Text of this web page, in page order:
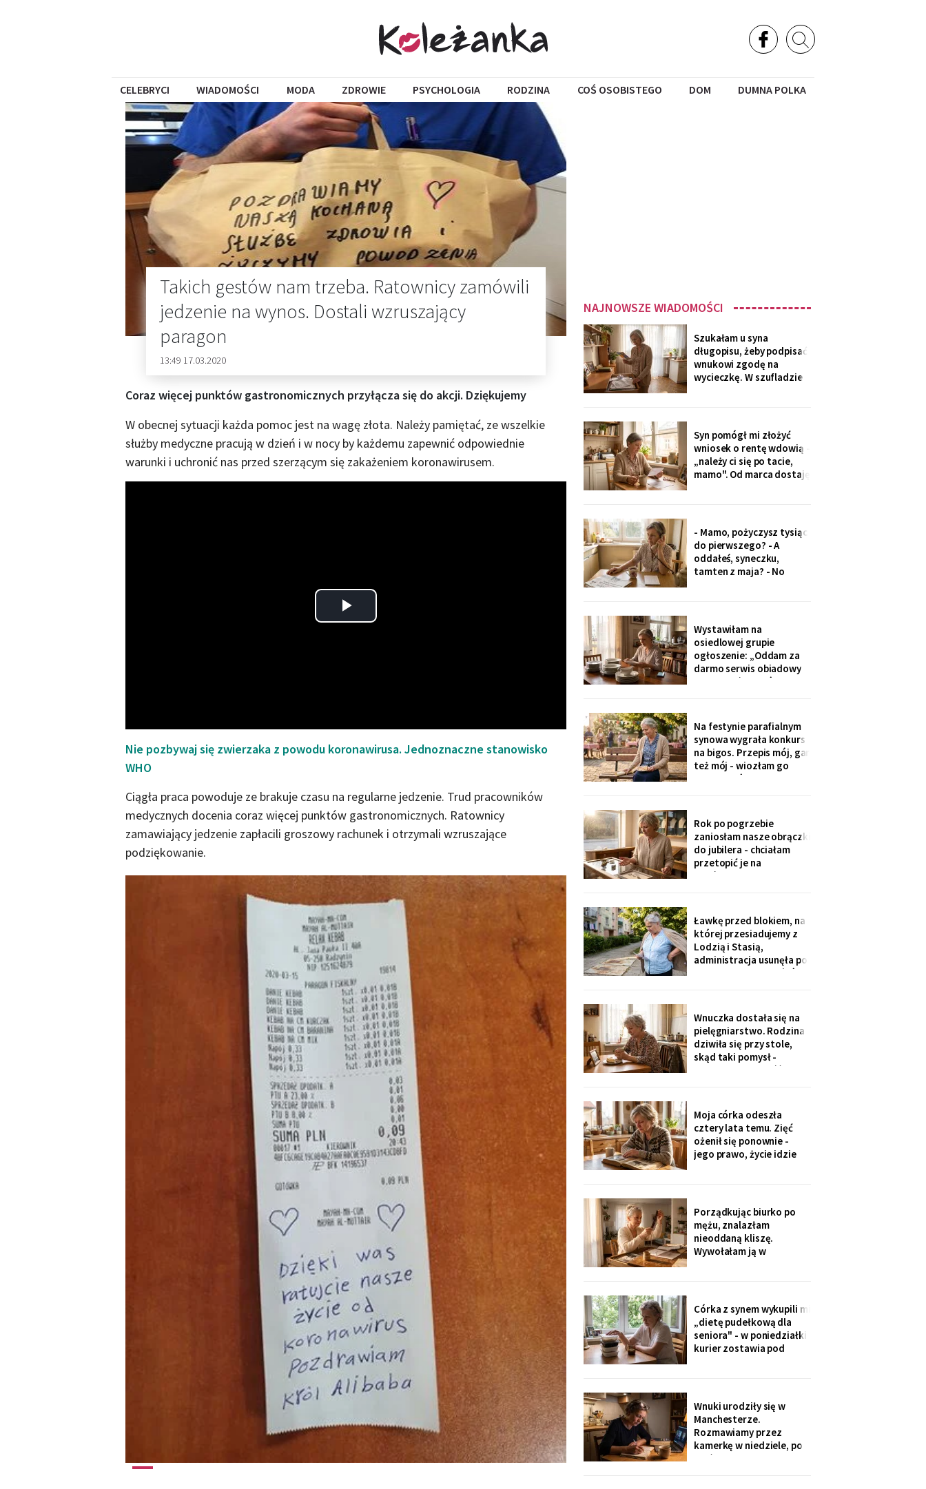
CELEBRYCI WIADOMOŚCI MODA ZDROWIE PSYCHOLOGIA RODZINA COŚ OSOBISTEGO DOM DUMNA POLKA
Takich gestów nam trzeba. Ratownicy zamówili
jedzenie na wynos. Dostali wzruszający
paragon
13:49 17.03.2020
Coraz więcej punktów gastronomicznych przyłącza się do akcji. Dziękujemy
W obecnej sytuacji każda pomoc jest na wagę złota. Należy pamiętać, ze wszelkie
służby medyczne pracują w dzień i w nocy by każdemu zapewnić odpowiednie
warunki i uchronić nas przed szerzącym się zakażeniem koronawirusem.
Play
Nie pozbywaj się zwierzaka z powodu koronawirusa. Jednoznaczne stanowisko
WHO
Ciągła praca powoduje ze brakuje czasu na regularne jedzenie. Trud pracowników
medycznych docenia coraz więcej punktów gastronomicznych. Ratownicy
zamawiający jedzenie zapłacili groszowy rachunek i otrzymali wzruszające
podziękowanie.
NAJNOWSZE WIADOMOŚCI
Szukałam u syna
długopisu, żeby podpisać
wnukowi zgodę na
wycieczkę. W szufladzie
ołówkiem: «od
stycznia?».
Syn pomógł mi złożyć
wniosek o rentę wdowią -
„należy ci się po tacie,
mamo". Od marca dostaję
to tatowe pieniądze, a
tata by chciał pomagać
nam, nie tobie".
- Mamo, pożyczysz tysiąc
do pierwszego? - A
oddałeś, syneczku,
tamten z maja? - No
później zadzwoniła
synowa. Zaczęła od tego,
że „babcia podobno robi
problemy".
Wystawiłam na
osiedlowej grupie
ogłoszenie: „Oddam za
darmo serwis obiadowy
na dwanaście osób,
kogo nakrywać". W dwie
godziny napisało
czterdzieści obcych osób.
Z rodziny - nikt, choć
wszyscy tam siedzą.
Na festynie parafialnym
synowa wygrała konkurs
na bigos. Przepis mój, gar
też mój - wiozłam go
rano taksówką, żeby się
mikrofonu: „to stary
przepis z mojej rodziny".
Klaskałam razem ze
wszystkimi.
Rok po pogrzebie
zaniosłam nasze obrączki
do jubilera - chciałam
przetopić je na
pierścionek dla wnuczki.
cicho: „Pani jest złota.
Męża - pozłacana, dobra
imitacja, robota sprzed
lat".
Ławkę przed blokiem, na
której przesiadujemy z
Lodzią i Stasią,
administracja usunęła po
„skargach mieszkańców"
jedenaście podpisów.
Rozpoznałam charakter
pisma córki - ma tu
kawalerkę pod wynajem.
„Mamo, bez przesady
Wnuczka dostała się na
pielęgniarstwo. Rodzina
dziwiła się przy stole,
skąd taki pomysł -
przecież mogła „iść na
podnosząc głowy znad
talerza: „bo widziałam,
jak babcia trzy lata
zajmowała się dziadkiem.
Też chcę tak
Moja córka odeszła
cztery lata temu. Zięć
ożenił się ponownie -
jego prawo, życie idzie
ścian, „bo ciocia nie lubi
na nie patrzeć". Dałam jej
mały album - schowała go
do tornistra jak
Porządkując biurko po
mężu, znalazłam
nieoddaną kliszę.
Wywołałam ją w
roześmiana kobieta przy
ognisku. Na ostatniej
klatce on - młody, z
wąsami, obejmuje ją
ramieniem.
Córka z synem wykupili mi
„dietę pudełkową dla
seniora" - w poniedziałki
kurier zostawia pod
jesteśmy spokojni,
mamo". Od marca nikt nie
przyjechał. Na każdym
pudełku naklejka: moje
imię
Wnuki urodziły się w
Manchesterze.
Rozmawiamy przez
kamerkę w niedziele, po
pięć minut, bo „im się